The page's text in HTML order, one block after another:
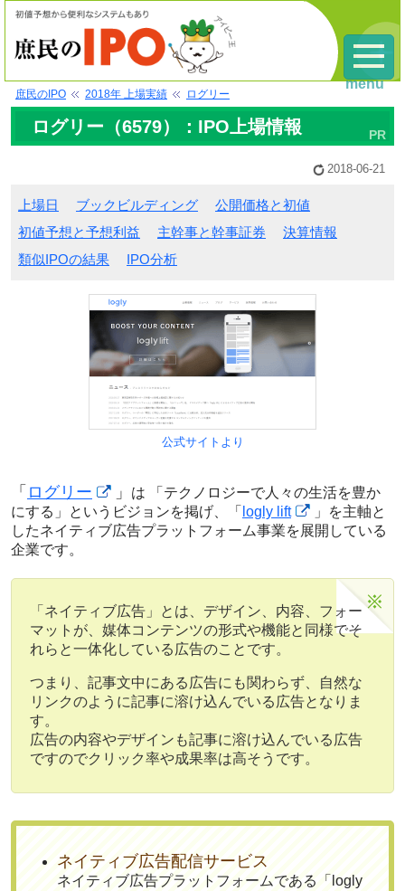
庶民のIPO 2018年 上場実績 ログリー
ログリー（6579）：IPO上場情報
2018-06-21
上場日 ブックビルディング
公開価格と初値
初値予想と予想利益
主幹事と幹事証券
決算情報
類似IPOの結果
IPO分析
公式サイトより
「 ログリー 」 は
「テクノロジーで人々の生活を豊か
にする」
というビジョンを掲げ、「 logly lift
」を主軸と
したネイティブ広告プラットフォーム事業を展開している
企業です。
「ネイティブ広告」とは、デザイン、内容、フォー
マットが、媒体コンテンツの形式や機能と同様でそ
れらと一体化している広告のことです。
つまり、記事文中にある広告にも関わらず、自然な
リンクのように記事に溶け込んでいる広告となりま
す。
広告の内容やデザインも記事に溶け込んでいる広告
ですのでクリック率や成果率は高そうです。
ネイティブ広告配信サービス
ネイティブ広告プラットフォームである「logly
menu